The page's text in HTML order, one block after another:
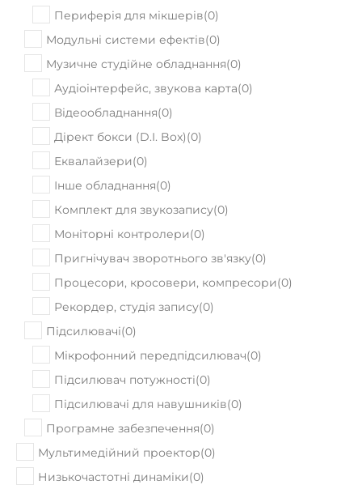
Периферія для мікшерів(0)
Модульні системи ефектів(0)
Музичне студійне обладнання(0)
Аудіоінтерфейс, звукова карта(0)
Відеообладнання(0)
Дірект бокси (D.I. Box)(0)
Еквалайзери(0)
Інше обладнання(0)
Комплект для звукозапису(0)
Моніторні контролери(0)
Пригнічувач зворотнього зв'язку(0)
Процесори, кросовери, компресори(0)
Рекордер, студія запису(0)
Підсилювачі(0)
Мікрофонний передпідсилювач(0)
Підсилювач потужності(0)
Підсилювачі для навушників(0)
Програмне забезпечення(0)
Мультимедійний проектор(0)
Низькочастотні динаміки(0)